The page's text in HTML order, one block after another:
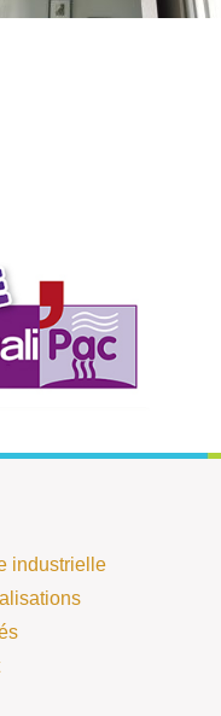
industrielle